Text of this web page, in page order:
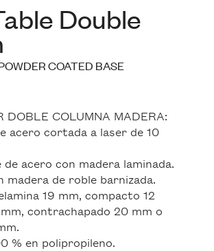
Double
COATED BASE
DOBLE COLUMNA MADERA:
acero cortada a laser de 10
de acero con madera laminada.
madera de roble barnizada.
19 mm, compacto 12
contrachapado 20 mm o
% en polipropileno.